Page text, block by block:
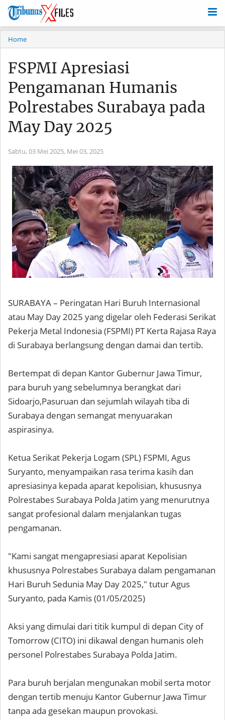
Home
FSPMI Apresiasi
Pengamanan Humanis
Polrestabes Surabaya pada
May Day 2025
Sabtu, 03 Mei 2025, Mei 03, 2025
SURABAYA – Peringatan Hari Buruh Internasional
atau May Day 2025 yang digelar oleh Federasi Serikat
Pekerja Metal Indonesia (FSPMI) PT Kerta Rajasa Raya
di Surabaya berlangsung dengan damai dan tertib.
Bertempat di depan Kantor Gubernur Jawa Timur,
para buruh yang sebelumnya berangkat dari
Sidoarjo,Pasuruan dan sejumlah wilayah tiba di
Surabaya dengan semangat menyuarakan
aspirasinya.
Ketua Serikat Pekerja Logam (SPL) FSPMI, Agus
Suryanto, menyampaikan rasa terima kasih dan
apresiasinya kepada aparat kepolisian, khususnya
Polrestabes Surabaya Polda Jatim yang menurutnya
sangat profesional dalam menjalankan tugas
pengamanan.
"Kami sangat mengapresiasi aparat Kepolisian
khususnya Polrestabes Surabaya dalam pengamanan
Hari Buruh Sedunia May Day 2025," tutur Agus
Suryanto, pada Kamis (01/05/2025)
Aksi yang dimulai dari titik kumpul di depan City of
Tomorrow (CITO) ini dikawal dengan humanis oleh
personel Polrestabes Surabaya Polda Jatim.
Para buruh berjalan mengunakan mobil serta motor
dengan tertib menuju Kantor Gubernur Jawa Timur
tanpa ada gesekan maupun provokasi.